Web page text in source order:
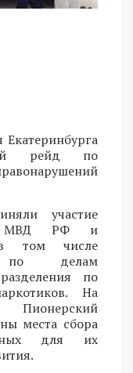
рейд по
участие
МВД РФ и
в том числе
по делам
по
На
Пионерский
места сбора
для их